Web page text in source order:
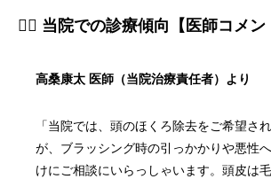
👨‍⚕️ 当院での診療傾向【医師コメン
高桑康太 医師（当院治療責任者）より
「当院では、頭のほくろ除去をご希望さ
が、ブラッシング時の引っかかりや悪性
けにご相談にいらっしゃいます。頭皮は